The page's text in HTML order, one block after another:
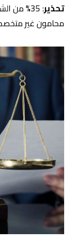
تحذير
: 35% من
محامون غير